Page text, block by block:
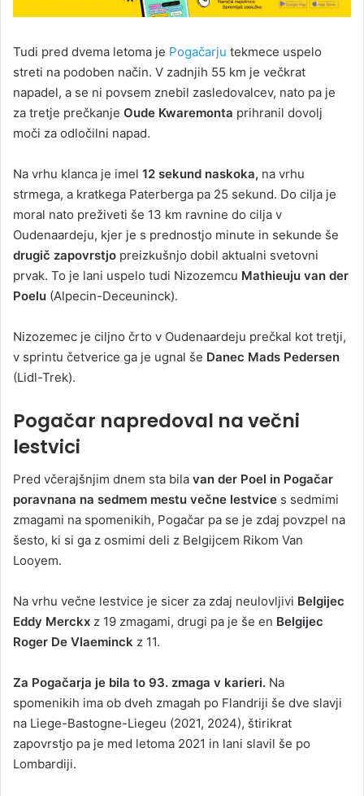
Tudi pred dvema letoma je Pogačarju tekmece uspelo
streti na podoben način. V zadnjih 55 km je večkrat
napadel, a se ni povsem znebil zasledovalcev, nato pa je
za tretje prečkanje Oude Kwaremonta prihranil dovolj
moči za odločilni napad.
Na vrhu klanca je imel 12 sekund naskoka, na vrhu
strmega, a kratkega Paterberga pa 25 sekund. Do cilja je
moral nato preživeti še 13 km ravnine do cilja v
Oudenaardeju, kjer je s prednostjo minute in sekunde še
drugič zapovrstjo preizkušnjo dobil aktualni svetovni
prvak. To je lani uspelo tudi Nizozemcu Mathieuju van der
Poelu (Alpecin-Deceuninck).
Nizozemec je ciljno črto v Oudenaardeju prečkal kot tretji,
v sprintu četverice ga je ugnal še Danec Mads Pedersen
(Lidl-Trek).
Pogačar napredoval na večni
lestvici
Pred včerajšnjim dnem sta bila van der Poel in Pogačar
poravnana na sedmem mestu večne lestvice s sedmimi
zmagami na spomenikih, Pogačar pa se je zdaj povzpel na
šesto, ki si ga z osmimi deli z Belgijcem Rikom Van
Looyem.
Na vrhu večne lestvice je sicer za zdaj neulovljivi Belgijec
Eddy Merckx z 19 zmagami, drugi pa je še en Belgijec
Roger De Vlaeminck z 11.
Za Pogačarja je bila to 93. zmaga v karieri. Na
spomenikih ima ob dveh zmagah po Flandriji še dve slavji
na Liege-Bastogne-Liegeu (2021, 2024), štirikrat
zapovrstjo pa je med letoma 2021 in lani slavil še po
Lombardiji.